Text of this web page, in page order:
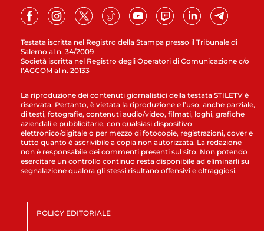
Testata iscritta nel Registro della Stampa presso il Tribunale di
Salerno al n. 34/2009
Società iscritta nel Registro degli Operatori di Comunicazione c/o
l’AGCOM al n. 20133
La riproduzione dei contenuti giornalistici della testata STILETV è
riservata. Pertanto, è vietata la riproduzione e l’uso, anche parziale,
di testi, fotografie, contenuti audio/video, filmati, loghi, grafiche
aziendali e pubblicitarie, con qualsiasi dispositivo
elettronico/digitale o per mezzo di fotocopie, registrazioni, cover e
tutto quanto è ascrivibile a copia non autorizzata. La redazione
non è responsabile dei commenti presenti sul sito. Non potendo
esercitare un controllo continuo resta disponibile ad eliminarli su
segnalazione qualora gli stessi risultano offensivi e oltraggiosi.
POLICY EDITORIALE